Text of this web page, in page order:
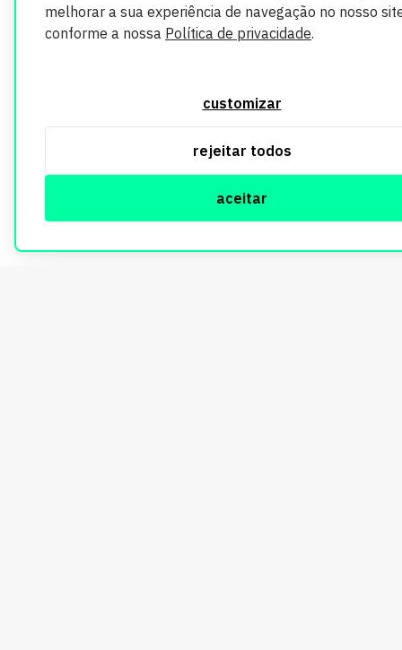
melhorar a sua experiência de navegação no nosso
conforme a nossa Política de privacidade.
customizar
rejeitar todos
aceitar